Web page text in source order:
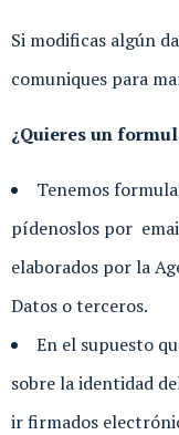
Si modificas algún
comuniques para
¿Quieres un
Tenemos
pídenoslos por
elaborados por la
Datos o terceros.
En el supuesto
sobre la identidad
ir firmados